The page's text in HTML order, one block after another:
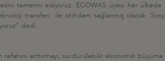
temenni ediyoruz. ECOWAS üyesi her ülkede
transferi ile istihdam sağlanmış olacak.
dedi.
refahını arttırmayı, sürdürülebilir ekonomik